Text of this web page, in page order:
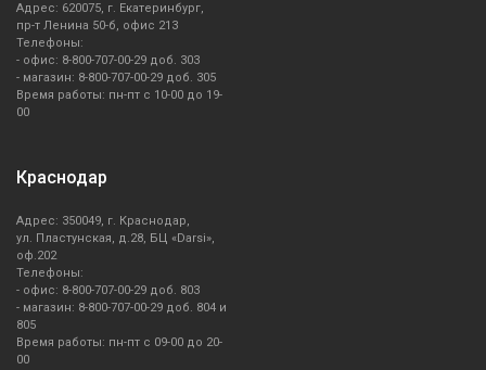
Адрес: 620075, г. Екатеринбург,
пр-т Ленина 50-б, офис 213
Телефоны:
- офис: 8-800-707-00-29 доб. 303
- магазин: 8-800-707-00-29 доб. 305
Время работы: пн-пт с 10-00 до 19-
00
Краснодар
Адрес: 350049, г. Краснодар,
ул. Пластунская, д.28, БЦ «Darsi»,
оф.202
Телефоны:
- офис: 8-800-707-00-29 доб. 803
- магазин: 8-800-707-00-29 доб. 804 и
805
Время работы: пн-пт с 09-00 до 20-
00